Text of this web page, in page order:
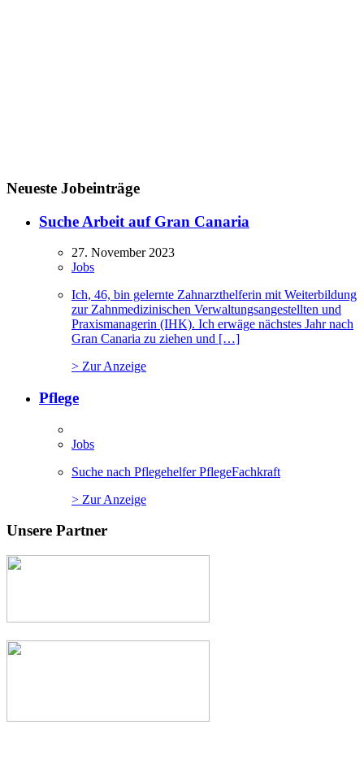
Neueste Jobeinträge
Suche Arbeit auf Gran Canaria
27. November 2023
Jobs
Ich, 46, bin gelernte Zahnarzthelferin mit Weiterbildung
zur Zahnmedizinischen Verwaltungsangestellten und
Praxismanagerin (IHK). Ich erwäge nächstes Jahr nach
Gran Canaria zu ziehen und […]
> Zur Anzeige
Pflege
Jobs
Suche nach Pflegehelfer PflegeFachkraft
> Zur Anzeige
Unsere Partner